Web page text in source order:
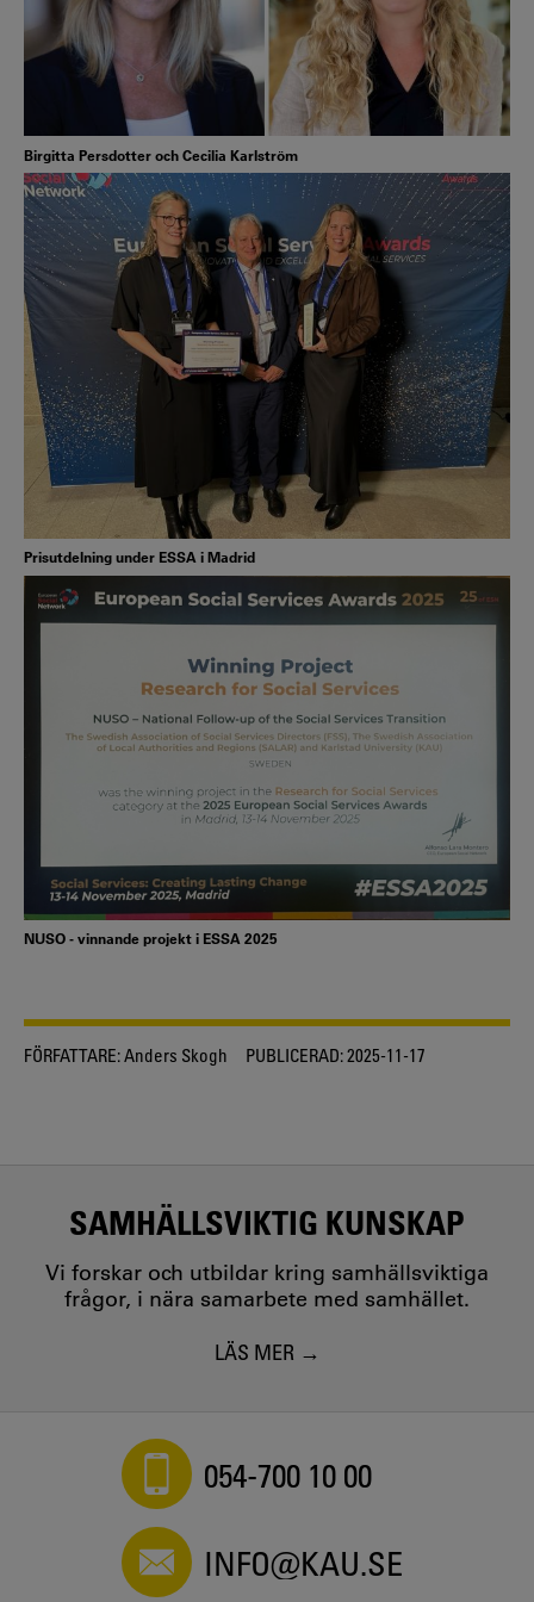
Birgitta Persdotter och Cecilia Karlström
Prisutdelning under ESSA i Madrid
NUSO - vinnande projekt i ESSA 2025
FÖRFATTARE:Anders Skogh PUBLICERAD:2025-11-17
SAMHÄLLSVIKTIG KUNSKAP
Vi forskar och utbildar kring samhällsviktiga
frågor, i nära samarbete med samhället.
LÄS MER
054-700 10 00
INFO@KAU.SE